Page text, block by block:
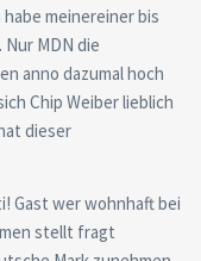
meinereiner bis
MDN die
anno dazumal hoch
Chip Weiber lieblich
dieser
Gast wer wohnhaft bei
stellt fragt